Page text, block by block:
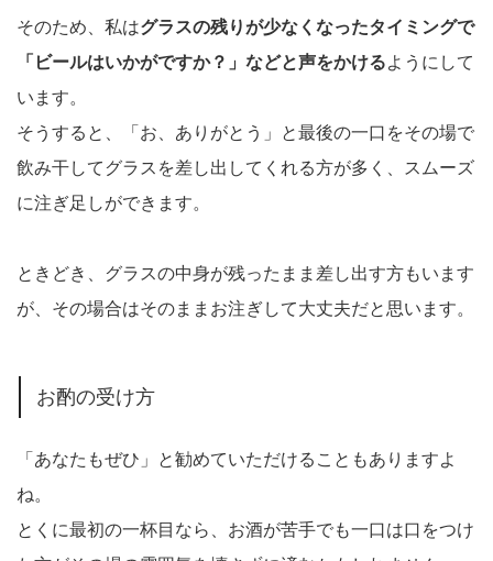
そのため、私はグラスの残りが少なくなったタイミングで
「ビールはいかがですか？」などと声をかけるようにして
います。
そうすると、「お、ありがとう」と最後の一口をその場で
飲み干してグラスを差し出してくれる方が多く、スムーズ
に注ぎ足しができます。
ときどき、グラスの中身が残ったまま差し出す方もいます
が、その場合はそのままお注ぎして大丈夫だと思います。
お酌の受け方
「あなたもぜひ」と勧めていただけることもありますよ
ね。
とくに最初の一杯目なら、お酒が苦手でも一口は口をつけ